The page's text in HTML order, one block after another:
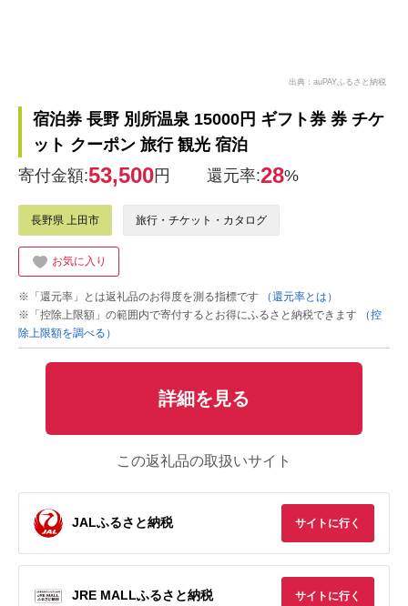
出典：auPAYふるさと納税
宿泊券 長野 別所温泉 15000円 ギフト券 券 チケ
ット クーポン 旅行 観光 宿泊
寄付金額:53,500円 還元率:28%
長野県 上田市 旅行・チケット・カタログ
お気に入り
※「還元率」とは返礼品のお得度を測る指標です
（還元率とは）
※「控除上限額」の範囲内で寄付するとお得にふるさと納税できます
（控
除上限額を調べる）
詳細を見る
この返礼品の取扱いサイト
JALふるさと納税 サイトに行く
JRE MALLふるさと納税 サイトに行く